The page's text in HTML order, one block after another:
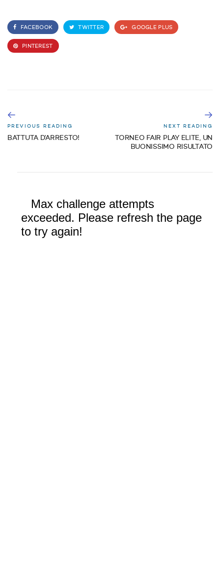
FACEBOOK TWITTER GOOGLE PLUS
PINTEREST
PREVIOUS READING
BATTUTA D’ARRESTO!
NEXT READING
TORNEO FAIR PLAY ELITE, UN
BUONISSIMO RISULTATO